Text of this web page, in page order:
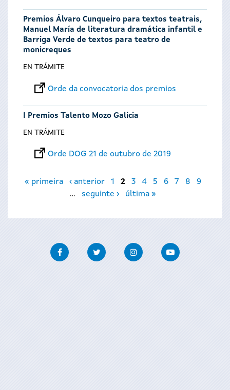
Premios Álvaro Cunqueiro para textos teatrais,
Manuel María de literatura dramática infantil e
Barriga Verde de textos para teatro de
monicreques
EN TRÁMITE
Orde da convocatoria dos premios
I Premios Talento Mozo Galicia
EN TRÁMITE
Orde DOG 21 de outubro de 2019
Páxinas
« primeira ‹ anterior 1 2 3 4 5 6 7 8
9
…
seguinte › última »
FacebookTwitter InstagramYoutube